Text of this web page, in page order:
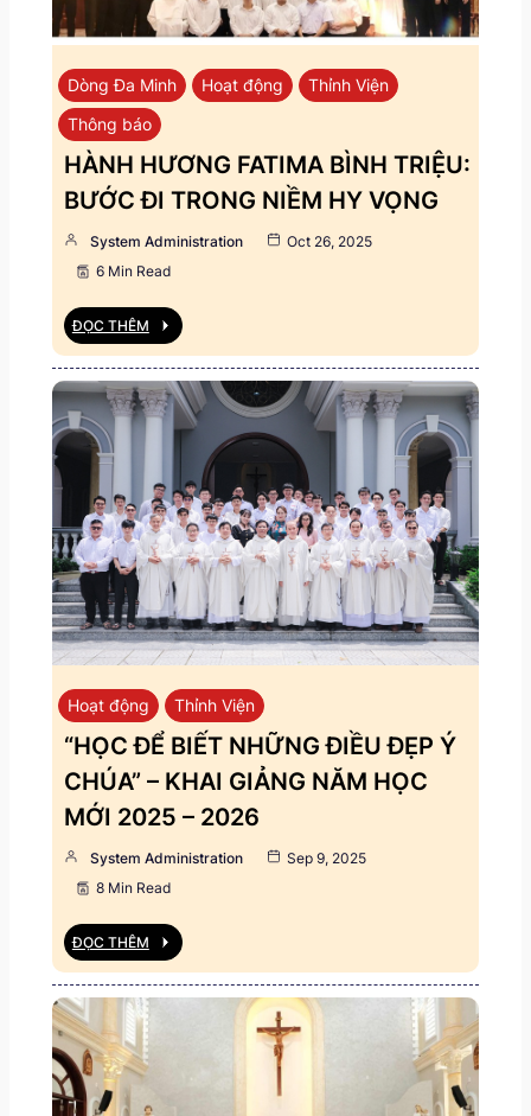
Dòng Đa Minh Hoạt động
Thỉnh Viện
Thông báo
HÀNH HƯƠNG FATIMA BÌNH TRIỆU:
BƯỚC ĐI TRONG NIỀM HY VỌNG
System Administration
Oct 26, 2025
6 Min Read
ĐỌC THÊM
Hoạt động Thỉnh Viện
“HỌC ĐỂ BIẾT NHỮNG ĐIỀU ĐẸP Ý
CHÚA” – KHAI GIẢNG NĂM HỌC
MỚI 2025 – 2026
System Administration
Sep 9, 2025
8 Min Read
ĐỌC THÊM